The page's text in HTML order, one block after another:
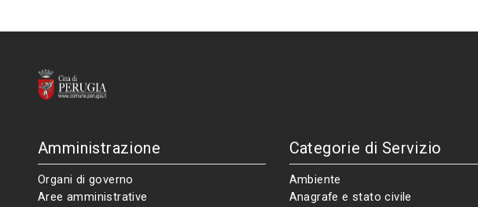
Amministrazione
Organi di governo
Aree amministrative
Categorie di Servizio
Ambiente
Anagrafe e stato civile